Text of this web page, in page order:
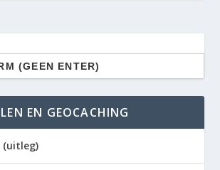
EN GEOCACHING
(uitleg)